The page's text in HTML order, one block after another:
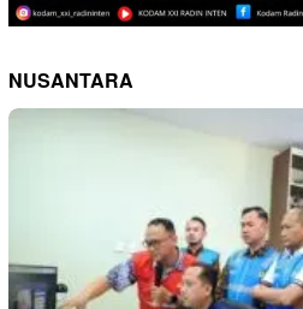
NUSANTARA